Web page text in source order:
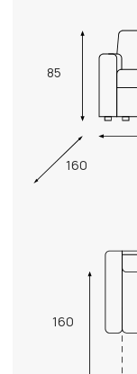
85
160
160